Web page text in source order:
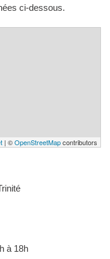
ci-dessous.
| ©OpenStreetMapcontributors
à 18h